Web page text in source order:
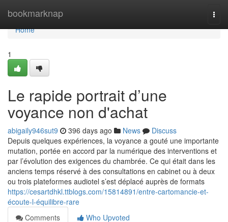
bookmarknap
Home
Home
1
Le rapide portrait d’une
voyance non d'achat
abigaily946sut9 396 days ago News
Discuss
Depuis quelques expériences, la voyance a gouté une importante
mutation, portée en accord par la numérique des interventions et
par l’évolution des exigences du chambrée. Ce qui était dans les
anciens temps réservé à des consultations en cabinet ou à deux
ou trois plateformes audiotel s’est déplacé auprès de formats
https://cesartdhkl.ttblogs.com/15814891/entre-cartomancie-et-
écoute-l-équilibre-rare
Comments
Who Upvoted